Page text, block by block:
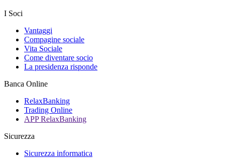
I Soci
Vantaggi
Compagine sociale
Vita Sociale
Come diventare socio
La presidenza risponde
Banca Online
RelaxBanking
Trading Online
APP RelaxBanking
Sicurezza
Sicurezza informatica